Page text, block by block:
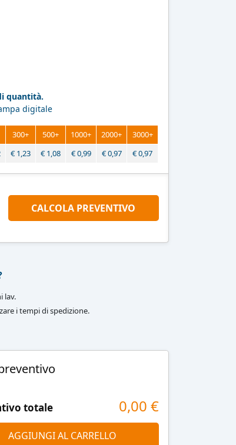
quantità.
digitale
300+ 500+ 1000+ 2000+
3000+
€ 1,23 € 1,08 €0,99 €0,97 €0,97
CALCOLA PREVENTIVO
lav.
i tempi di spedizione.
totale 0,00 €
AGGIUNGI AL CARRELLO